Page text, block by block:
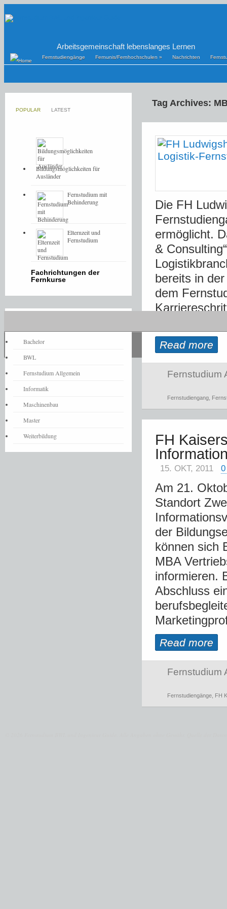
Arbeitsgemeinschaft lebenslanges Lernen
Fernstudiengänge Fernunis/Fernhochschulen » Nachrichten
Tag Archives:
Die FH
ermöglicht.
&
bereits in
dem
Read more
Fernstudium
Fernstudiengang
FH
15. OKT, 2011
Am 21.
Standort
der
können sich
MBA
informieren.
Abschluss
Read more
Fernstudium
Fernstudiengänge FH
POPULAR LATEST
Bildungsmöglichkeiten für
Ausländer
Fernstudium mit
Behinderung
Elternzeit und
Fernstudium
Fachrichtungen der
Fernkurse
Bachelor
BWL
Fernstudium Allgemein
Informatik
Maschinenbau
Master
Weiterbildung